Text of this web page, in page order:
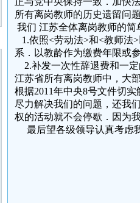
所有离岗教师的历史遗留问
我们 江苏全体离岗教师的简
1.依照<劳动法>和<教师法
系．以教龄作为缴费年限或
2.补发一次性辞退费和一
江苏省所有离岗教师中，大
根据2011年中央8号文件切
尽力解决我们的问题，还我
权的活动就不会停歇．因为
最后望各级领导认真考虑